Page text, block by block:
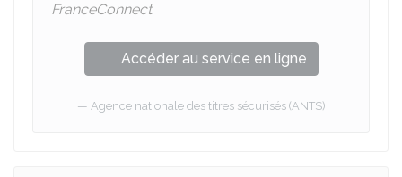
FranceConnect.
Accéder au service en ligne
Agence nationale des titres sécurisés (ANTS)